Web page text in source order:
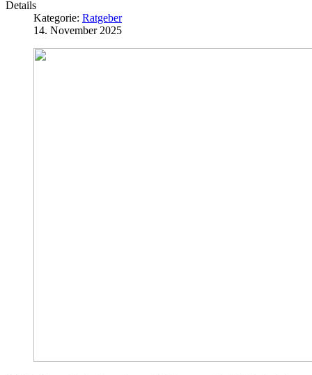
Details
Kategorie: Ratgeber
14. November 2025